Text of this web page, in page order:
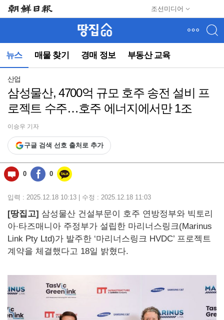
조선미디어
뉴스 매물 찾기 경매 정보 부동산 교육
뉴
(컨
동)
산업
삼성물산, 4700억 규모 호주 송전 설비 프
로젝트 수주…호주 에너지에서만 1조
이승우 기자
구글 검색 선호 출처로 추가
0 0
입력 : 2025.12.18 10:13 | 수정 : 2025.12.18 11:03
[땅집고] 삼성물산 건설부문이 호주 연방정부와 빅토리
아·타즈매니아 주정부가 설립한 마리너스링크(Marinus
Link Pty Ltd)가 발주한 ‘마리너스링크 HVDC’ 프로젝트
계약을 체결했다고 18일 밝혔다.